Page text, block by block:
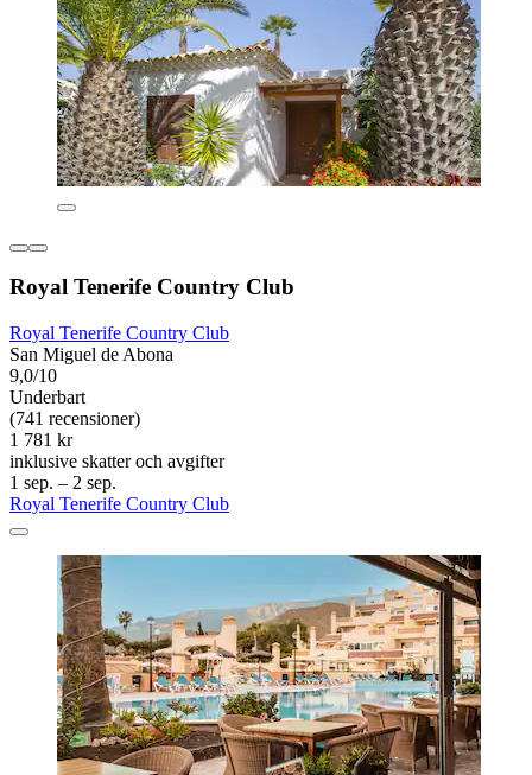
Royal Tenerife Country Club
Royal Tenerife Country Club
San Miguel de Abona
9,0/10
Underbart
(741 recensioner)
1 781 kr
inklusive skatter och avgifter
1 sep. – 2 sep.
Royal Tenerife Country Club